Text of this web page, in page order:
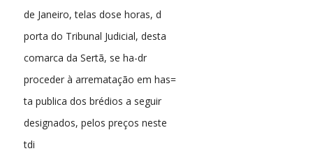
de Janeiro, telas dose horas, d
porta do Tribunal Judicial, desta
comarca da Sertã, se ha-dr
proceder à arrematação em has=
ta publica dos brédios a seguir
designados, pelos preços neste
tdi